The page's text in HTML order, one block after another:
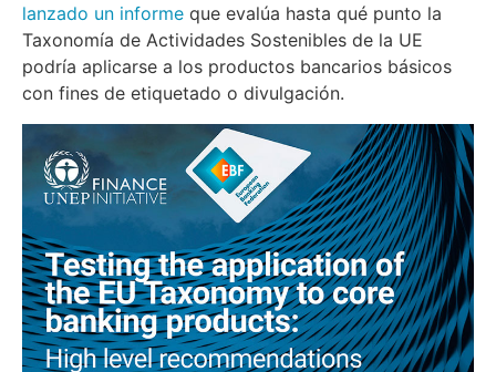
lanzado un informe que evalúa hasta qué punto la
Taxonomía de Actividades Sostenibles de la UE
podría aplicarse a los productos bancarios básicos
con fines de etiquetado o divulgación.